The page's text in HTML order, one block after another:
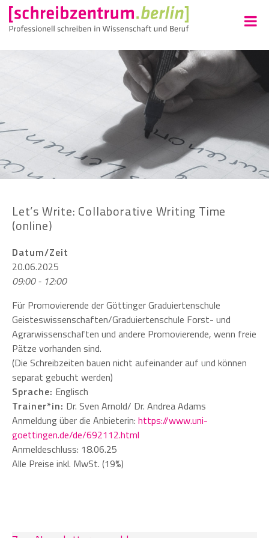
Let’s Write: Collaborative Writing Time
(online)
Datum/Zeit
20.06.2025
09:00 - 12:00
Für Promovierende der Göttinger Graduiertenschule
Geisteswissenschaften/Graduiertenschule Forst- und
Agrarwissenschaften und andere Promovierende, wenn freie
Pätze vorhanden sind.
(Die Schreibzeiten bauen nicht aufeinander auf und können
separat gebucht werden)
Sprache: Englisch
Trainer*in: Dr. Sven Arnold/ Dr. Andrea Adams
Anmeldung über die Anbieterin: https://www.uni-
goettingen.de/de/692112.html
Anmeldeschluss: 18.06.25
Alle Preise inkl. MwSt. (19%)